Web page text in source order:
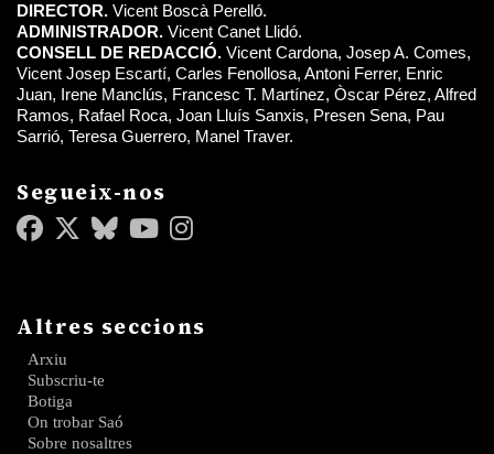
DIRECTOR. Vicent Boscà Perelló.
ADMINISTRADOR. Vicent Canet Llidó.
CONSELL DE REDACCIÓ. Vicent Cardona, Josep A. Comes,
Vicent Josep Escartí, Carles Fenollosa, Antoni Ferrer, Enric
Juan, Irene Manclús, Francesc T. Martínez, Òscar Pérez, Alfred
Ramos, Rafael Roca, Joan Lluís Sanxis, Presen Sena, Pau
Sarrió, Teresa Guerrero, Manel Traver.
Segueix-nos
Altres seccions
Arxiu
Subscriu-te
Botiga
On trobar Saó
Sobre nosaltres